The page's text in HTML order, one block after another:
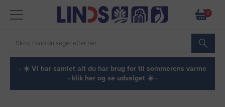
0
· ☀️ Vi har samlet alt du har brug for til sommerens varme
- klik her og se udvalget ☀️ ·